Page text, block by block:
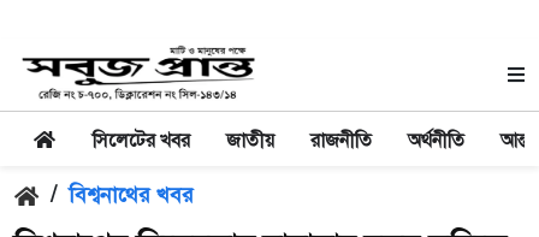
সিলেটের খবর জাতীয় রাজনীতি অর্থনীতি
/ বিশ্বনাথের খবর